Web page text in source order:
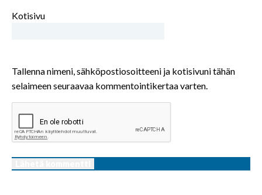
Kotisivu
Tallenna nimeni, sähköpostiosoitteeni ja kotisivuni tähän
selaimeen seuraavaa kommentointikertaa varten.